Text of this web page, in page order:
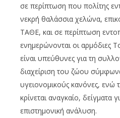
σε περίπτωση που πολίτης
νεκρή θαλάσσια χελώνα,
ΤΑΘΕ, και σε περίπτωση
ενημερώνονται οι αρμόδιες
είναι υπεύθυνες για τη
διαχείριση του ζώου
υγειονομικούς κανόνες,
κρίνεται αναγκαίο, δείγματα
επιστημονική ανάλυση.